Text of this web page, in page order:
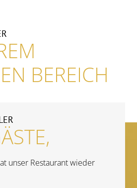
BEREICH
unser Restaurant wieder